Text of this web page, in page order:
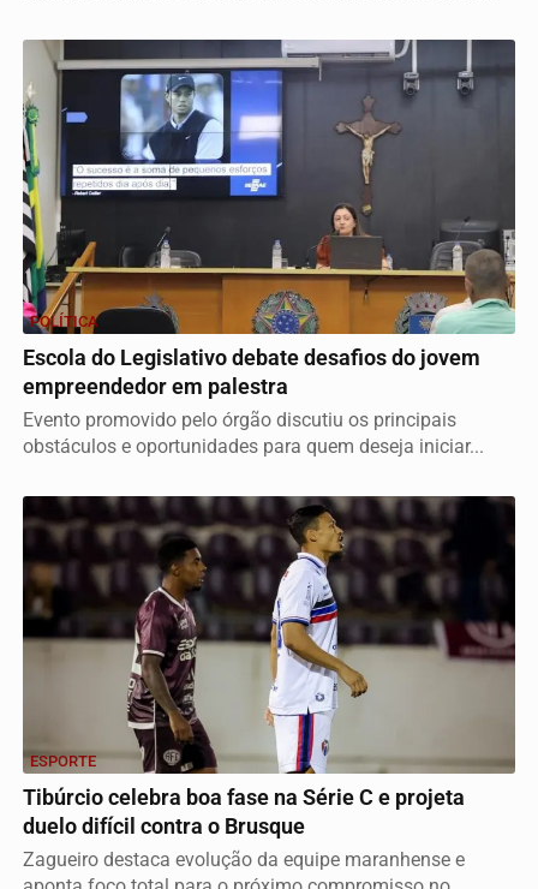
POLÍTICA
Escola do Legislativo debate desafios do jovem
empreendedor em palestra
Evento promovido pelo órgão discutiu os principais
obstáculos e oportunidades para quem deseja iniciar...
ESPORTE
Tibúrcio celebra boa fase na Série C e projeta
duelo difícil contra o Brusque
Zagueiro destaca evolução da equipe maranhense e